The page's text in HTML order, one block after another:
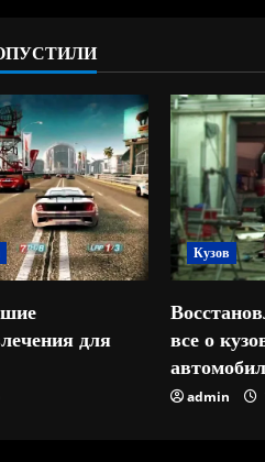
для
Кузов
все о
admin